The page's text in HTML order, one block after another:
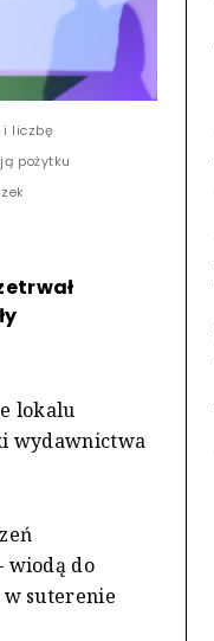
i liczbę
pożytku
lokalu
wydawnictwa
wiodą do
w suterenie